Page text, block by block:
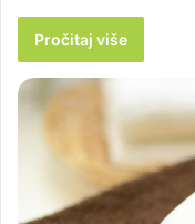
Pročitaj više